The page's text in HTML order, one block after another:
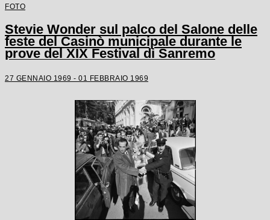
FOTO
Stevie Wonder sul palco del Salone delle
feste del Casinò municipale durante le
prove del XIX Festival di Sanremo
27 GENNAIO 1969 - 01 FEBBRAIO 1969